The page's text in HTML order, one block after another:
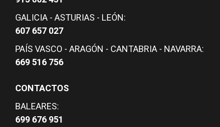
GALICIA - ASTURIAS - LEÓN:
607 657 027
PAÍS VASCO - ARAGÓN - CANTABRIA - NAVARRA:
669 516 756
CONTACTOS
BALEARES:
699 676 951